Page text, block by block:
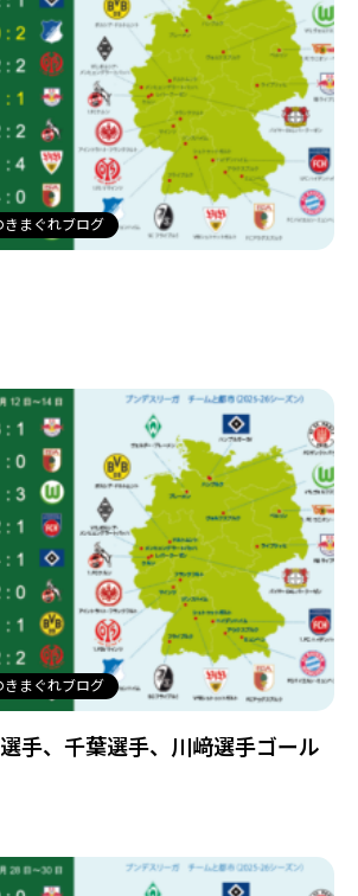
きまぐれブログ
きまぐれブログ
手、千葉選手、川﨑選手ゴール